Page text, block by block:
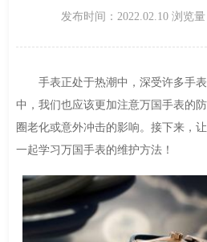
发布时间：2022.02.10 浏览量
手表正处于热潮中，深受许多手表
中，我们也应该更加注意万国手表的
圈老化或意外冲击的影响。接下来，
一起学习万国手表的维护方法！